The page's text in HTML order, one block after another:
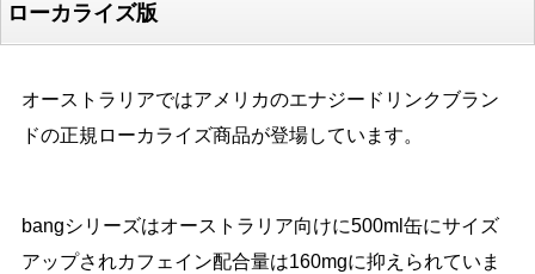
ローカライズ版
オーストラリアではアメリカのエナジードリンクブラン
ドの正規ローカライズ商品が登場しています。
bangシリーズはオーストラリア向けに500ml缶にサイズ
アップされカフェイン配合量は160mgに抑えられていま